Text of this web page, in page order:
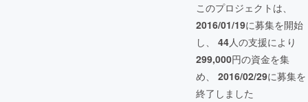
このプロジェクトは、
2016/01/19に募集を開始
し、 44人の支援により
299,000円の資金を集
め、 2016/02/29に募集を
終了しました